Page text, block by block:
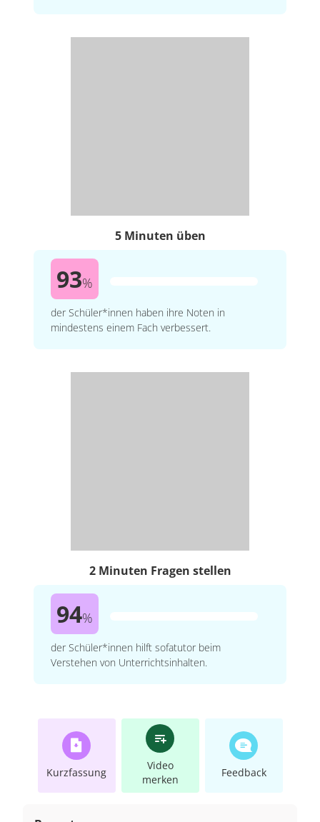
5 Minuten üben
93%
der Schüler*innen haben ihre Noten in
mindestens einem Fach verbessert.
2 Minuten Fragen stellen
94%
der Schüler*innen hilft sofatutor beim
Verstehen von Unterrichtsinhalten.
Kurzfassung
Video
merken
Feedback